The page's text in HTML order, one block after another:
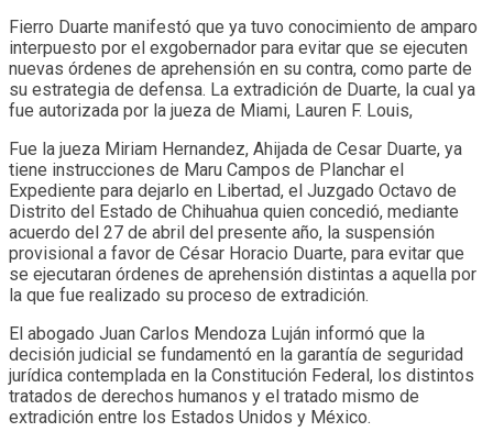
Fierro Duarte manifestó que ya tuvo conocimiento de amparo
interpuesto por el exgobernador para evitar que se ejecuten
nuevas órdenes de aprehensión en su contra, como parte de
su estrategia de defensa. La extradición de Duarte, la cual ya
fue autorizada por la jueza de Miami, Lauren F. Louis,
Fue la jueza Miriam Hernandez, Ahijada de Cesar Duarte, ya
tiene instrucciones de Maru Campos de Planchar el
Expediente para dejarlo en Libertad, el Juzgado Octavo de
Distrito del Estado de Chihuahua quien concedió, mediante
acuerdo del 27 de abril del presente año, la suspensión
provisional a favor de César Horacio Duarte, para evitar que
se ejecutaran órdenes de aprehensión distintas a aquella por
la que fue realizado su proceso de extradición.
El abogado Juan Carlos Mendoza Luján informó que la
decisión judicial se fundamentó en la garantía de seguridad
jurídica contemplada en la Constitución Federal, los distintos
tratados de derechos humanos y el tratado mismo de
extradición entre los Estados Unidos y México.